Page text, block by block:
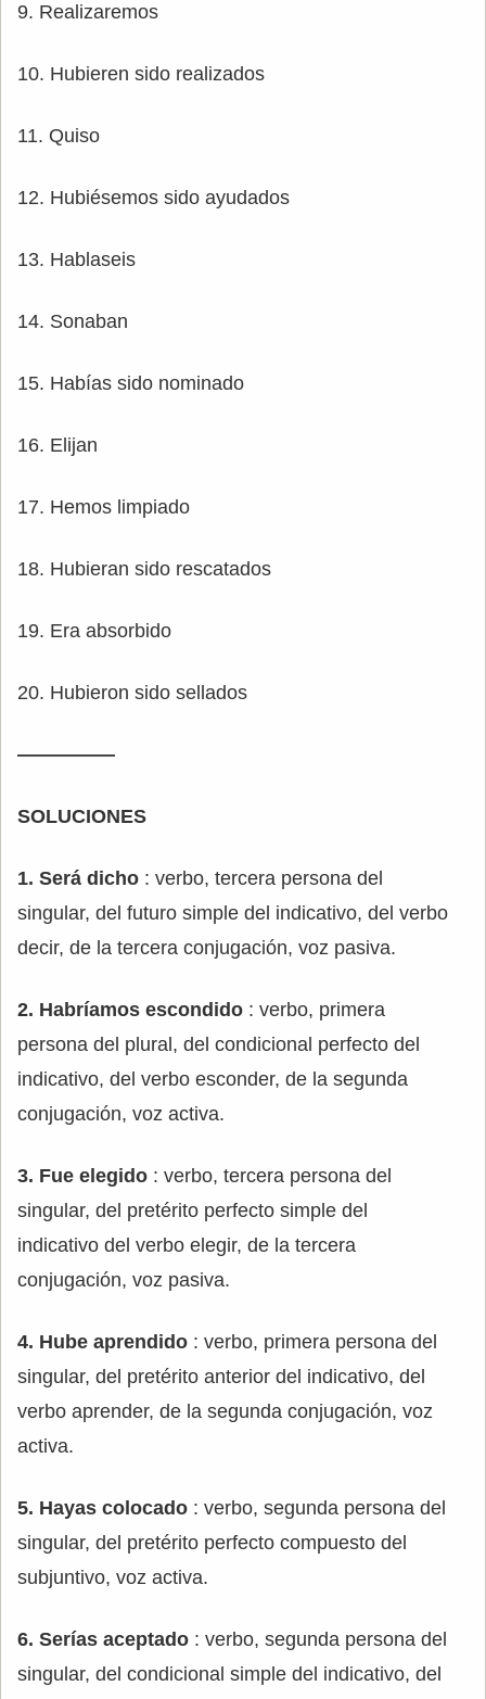
9. Realizaremos
10. Hubieren sido realizados
11. Quiso
12. Hubiésemos sido ayudados
13. Hablaseis
14. Sonaban
15. Habías sido nominado
16. Elijan
17. Hemos limpiado
18. Hubieran sido rescatados
19. Era absorbido
20. Hubieron sido sellados
—————
SOLUCIONES
1. Será dicho : verbo, tercera persona del
singular, del futuro simple del indicativo, del verbo
decir, de la tercera conjugación, voz pasiva.
2. Habríamos escondido : verbo, primera
persona del plural, del condicional perfecto del
indicativo, del verbo esconder, de la segunda
conjugación, voz activa.
3. Fue elegido : verbo, tercera persona del
singular, del pretérito perfecto simple del
indicativo del verbo elegir, de la tercera
conjugación, voz pasiva.
4. Hube aprendido : verbo, primera persona del
singular, del pretérito anterior del indicativo, del
verbo aprender, de la segunda conjugación, voz
activa.
5. Hayas colocado : verbo, segunda persona del
singular, del pretérito perfecto compuesto del
subjuntivo, voz activa.
6. Serías aceptado : verbo, segunda persona del
singular, del condicional simple del indicativo, del